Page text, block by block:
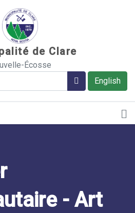
de Clare
Écosse
English
Rechercher
- Art